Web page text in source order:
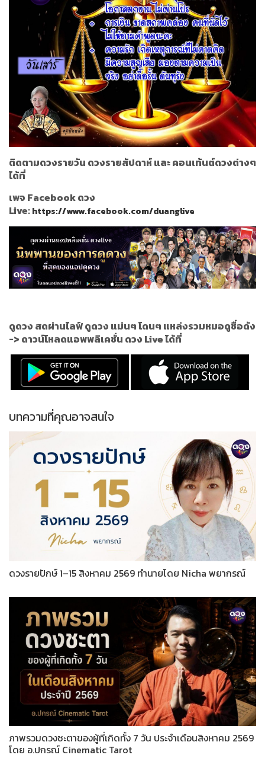
ติดตามดวงรายวัน ดวงรายสัปดาห์ และ คอนเท้นต์ดวงต่างๆ
ได้ที่
เพจ Facebook ดวง
Live:https://www.facebook.com/duanglive
ดูดวง สดผ่านไลฟ์ ดูดวง แม่นๆ โดนๆ แหล่งรวมหมอดูชื่อดัง
-> ดาวน์โหลดแอพพลิเคชั่น ดวง Live ได้ที่
บทความที่คุณอาจสนใจ
ดวงรายปักษ์ 1–15 สิงหาคม 2569 ทำนายโดย Nicha พยากรณ์
ภาพรวมดวงชะตาของผู้ที่เกิดทั้ง 7 วัน ประจำเดือนสิงหาคม 2569
โดย อ.ปกรณ์ Cinematic Tarot